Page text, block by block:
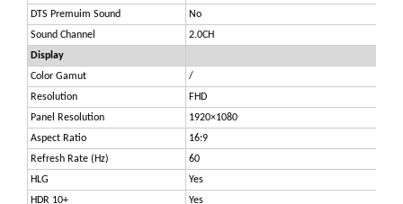
DTS Premuim Sound
No
Sound Channel
2.0CH
Display
Color Gamut
/
Resolution
FHD
Panel Resolution
1920×1080
Aspect Ratio
16:9
Refresh Rate (Hz)
60
HLG
Yes
HDR 10+
Yes